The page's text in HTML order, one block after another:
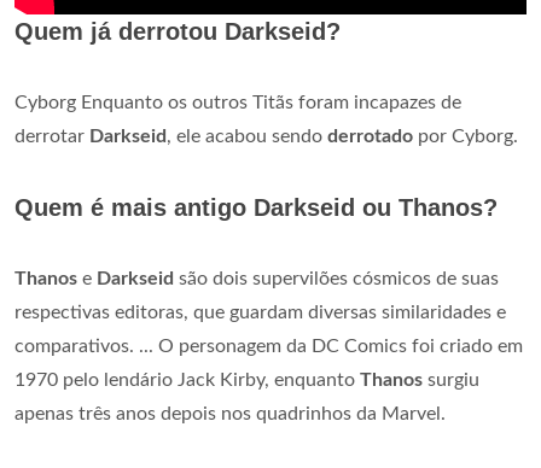
Quem já derrotou Darkseid?
Cyborg Enquanto os outros Titãs foram incapazes de
derrotar Darkseid, ele acabou sendo derrotado por Cyborg.
Quem é mais antigo Darkseid ou Thanos?
Thanos e Darkseid são dois supervilões cósmicos de suas
respectivas editoras, que guardam diversas similaridades e
comparativos. ... O personagem da DC Comics foi criado em
1970 pelo lendário Jack Kirby, enquanto Thanos surgiu
apenas três anos depois nos quadrinhos da Marvel.